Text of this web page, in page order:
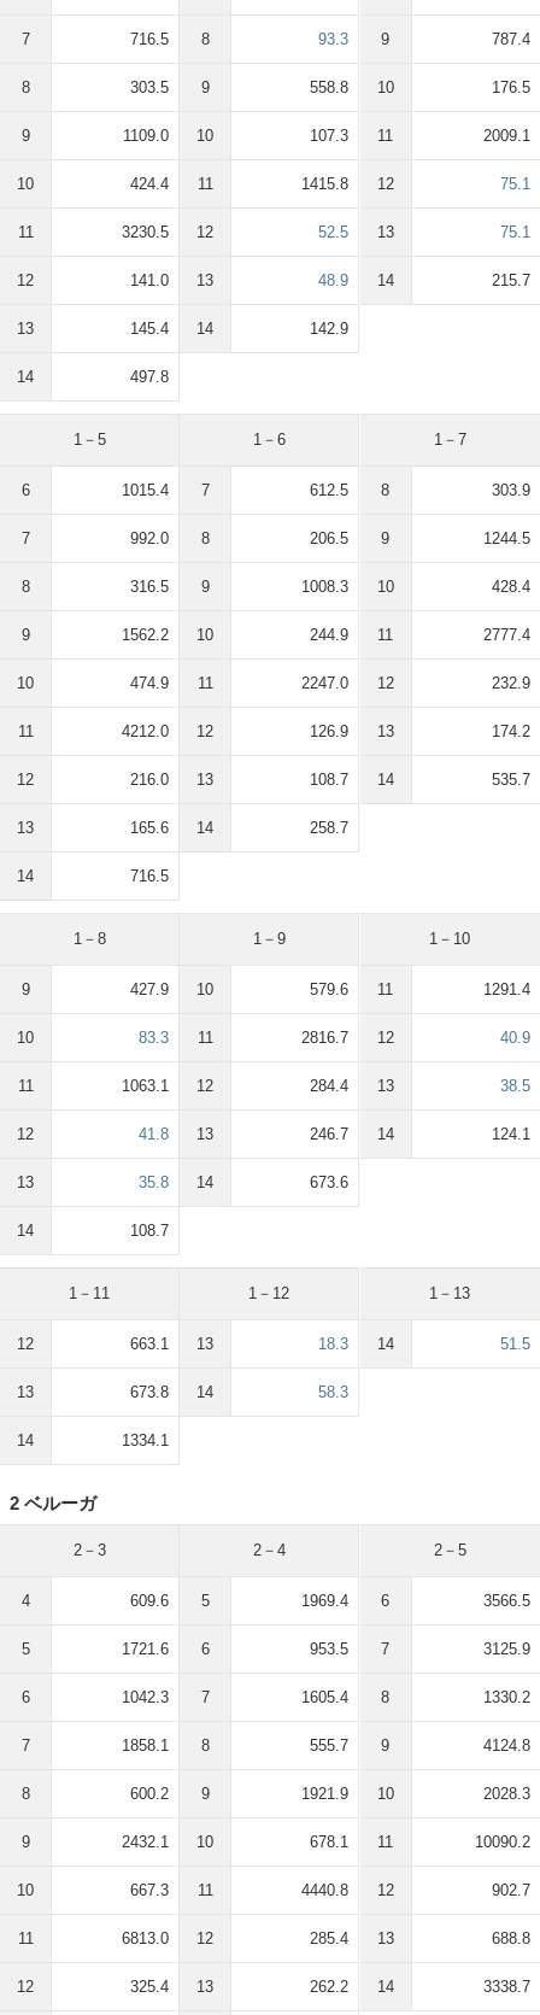
7 716.5
8 303.5
9 1109.0
10 424.4
11 3230.5
12 141.0
13 145.4
14 497.8
8 93.3
9 558.8
10 107.3
11 1415.8
12 52.5
13 48.9
14 142.9
9 787.4
10 176.5
11 2009.1
12 75.1
13 75.1
14 215.7
1－5
6 1015.4
7 992.0
8 316.5
9 1562.2
10 474.9
11 4212.0
12 216.0
13 165.6
14 716.5
1－6
7 612.5
8 206.5
9 1008.3
10 244.9
11 2247.0
12 126.9
13 108.7
14 258.7
1－7
8 303.9
9 1244.5
10 428.4
11 2777.4
12 232.9
13 174.2
14 535.7
1－8
9 427.9
10 83.3
11 1063.1
12 41.8
13 35.8
14 108.7
1－9
10 579.6
11 2816.7
12 284.4
13 246.7
14 673.6
1－10
11 1291.4
12 40.9
13 38.5
14 124.1
1－11
12 663.1
13 673.8
14 1334.1
1－12
13 18.3
14 58.3
1－13
14 51.5
2 ベルーガ
2－3
4 609.6
5 1721.6
6 1042.3
7 1858.1
8 600.2
9 2432.1
10 667.3
11 6813.0
12 325.4
2－4
5 1969.4
6 953.5
7 1605.4
8 555.7
9 1921.9
10 678.1
11 4440.8
12 285.4
13 262.2
2－5
6 3566.5
7 3125.9
8 1330.2
9 4124.8
10 2028.3
11 10090.2
12 902.7
13 688.8
14 3338.7